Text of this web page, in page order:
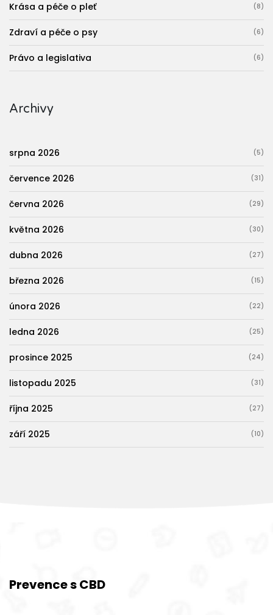
Krása a péče o pleť (8)
Zdraví a péče o psy (6)
Právo a legislativa (6)
Archivy
srpna 2026 (5)
července 2026 (31)
června 2026 (29)
května 2026 (30)
dubna 2026 (27)
března 2026 (15)
února 2026 (22)
ledna 2026 (25)
prosince 2025 (24)
listopadu 2025 (31)
října 2025 (27)
září 2025 (10)
Prevence s CBD